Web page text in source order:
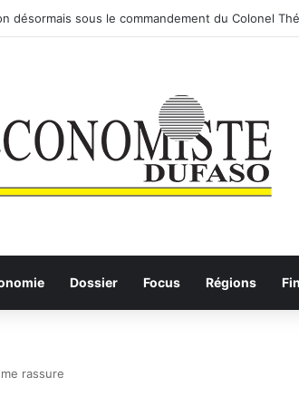
Yangtsé de Ma’anshan entre dans la phase
Dossier Focus Régions
rassure